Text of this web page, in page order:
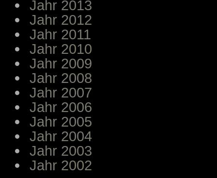
Jahr 2013
Jahr 2012
Jahr 2011
Jahr 2010
Jahr 2009
Jahr 2008
Jahr 2007
Jahr 2006
Jahr 2005
Jahr 2004
Jahr 2003
Jahr 2002